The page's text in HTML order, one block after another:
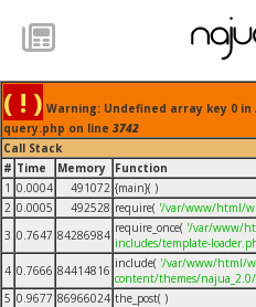
( ! ) Warning: Undefined array key 0
query.php on line 3742
Call Stack
# Time Memory Function
1 0.0004 491072 {main}( )
2 0.0005 492528 require( '/var/www/html/
3 0.7647 84286984 require_once( '/var/www/
includes/template-
4 0.7666 84414816 include( '/var/www/html/
content/themes/
5 0.9677 86966024 the_post( )